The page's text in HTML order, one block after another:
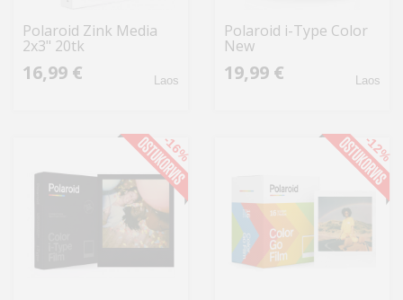
Polaroid Zink Media
2x3" 20tk
16,99 € Laos
Polaroid i-Type Color
New
19,99 € Laos
-16% -12%